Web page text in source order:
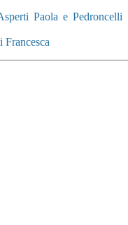
Paola e Pedroncelli
Francesca